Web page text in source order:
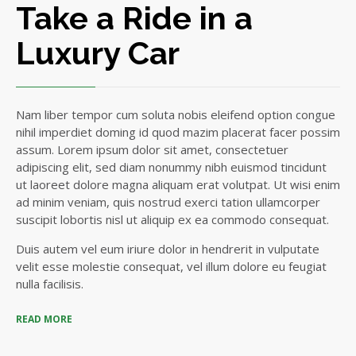
Take a Ride in a
Luxury Car
Nam liber tempor cum soluta nobis eleifend option congue
nihil imperdiet doming id quod mazim placerat facer possim
assum. Lorem ipsum dolor sit amet, consectetuer
adipiscing elit, sed diam nonummy nibh euismod tincidunt
ut laoreet dolore magna aliquam erat volutpat. Ut wisi enim
ad minim veniam, quis nostrud exerci tation ullamcorper
suscipit lobortis nisl ut aliquip ex ea commodo consequat.
Duis autem vel eum iriure dolor in hendrerit in vulputate
velit esse molestie consequat, vel illum dolore eu feugiat
nulla facilisis.
READ MORE